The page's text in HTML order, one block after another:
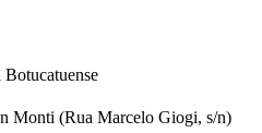
Monti (Rua Marcelo Giogi, s/n)